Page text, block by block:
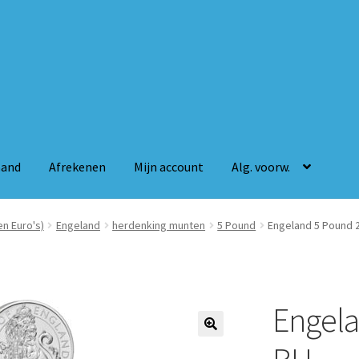
Afrekenen Mijn account Alg. voorw.
Mijn account Alg. voorw.
Euro's) Engeland herdenking munten 5 Pound Engeland 5 Pound